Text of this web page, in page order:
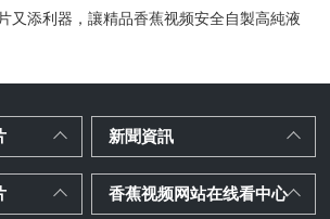
又添利器，讓精品香蕉视频安全自製高純液
新聞資訊
香蕉视频网站在线看中心